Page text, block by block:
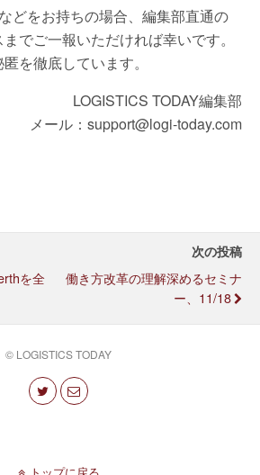
どをお持ちの場合、編集部直通の
でご一報いただければ幸いです。
を徹底しています。
LOGISTICS TODAY編集部
メール：support@logi-today.com
を全
次の投稿
働き方改革の理解深めるセミナ
ー、11/18
© LOGISTICS TODAY